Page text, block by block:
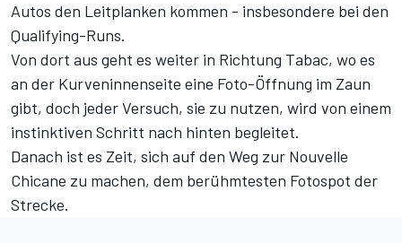
Autos den Leitplanken kommen - insbesondere bei den
Qualifying-Runs.
Von dort aus geht es weiter in Richtung Tabac, wo es
an der Kurveninnenseite eine Foto-Öffnung im Zaun
gibt, doch jeder Versuch, sie zu nutzen, wird von einem
instinktiven Schritt nach hinten begleitet.
Danach ist es Zeit, sich auf den Weg zur Nouvelle
Chicane zu machen, dem berühmtesten Fotospot der
Strecke.